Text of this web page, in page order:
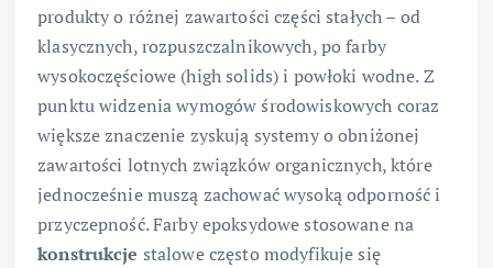
produkty o różnej zawartości części stałych – od
klasycznych, rozpuszczalnikowych, po farby
wysokoczęściowe (high solids) i powłoki wodne. Z
punktu widzenia wymogów środowiskowych coraz
większe znaczenie zyskują systemy o obniżonej
zawartości lotnych związków organicznych, które
jednocześnie muszą zachować wysoką odporność i
przyczepność. Farby epoksydowe stosowane na
konstrukcje stalowe często modyfikuje się